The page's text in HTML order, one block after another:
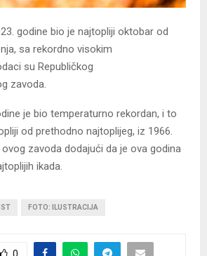
godine bio je najtopliji oktobar od
sa rekordno visokim
su Republičkog
zavoda.
je bio temperaturno rekordan, i to
od prethodno najtoplijeg, iz 1966.
zavoda dodajući da je ova godina
ikada.
FOTO: ILUSTRACIJA